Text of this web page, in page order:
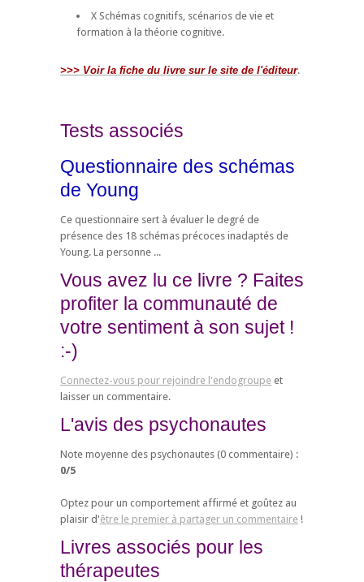
X Schémas cognitifs, scénarios de vie et
formation à la théorie cognitive.
>>> Voir la fiche du livre sur le site de l'éditeur.
Tests associés
Questionnaire des schémas
de Young
Ce questionnaire sert à évaluer le degré de
présence des 18 schémas précoces inadaptés de
Young. La personne ...
Vous avez lu ce livre ? Faites
profiter la communauté de
votre sentiment à son sujet !
:-)
Connectez-vous pour rejoindre l'endogroupe et
laisser un commentaire.
L'avis des psychonautes
Note moyenne des psychonautes (0 commentaire) :
0/5
Optez pour un comportement affirmé et goûtez au
plaisir d'être le premier à partager un commentaire !
Livres associés pour les
thérapeutes